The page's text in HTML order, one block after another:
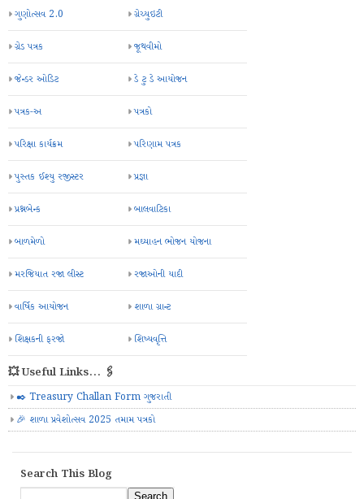
ગુણોત્સવ 2.0 ગ્રેચ્યુઇટી
ગ્રેડ પત્રક જૂથવીમો
જેન્ડર ઓડિટ ડે ટુ ડે આયોજન
પત્રક-અ પત્રકો
પરિક્ષા કાર્યક્રમ પરિણામ પત્રક
પુસ્તક ઈશ્યુ રજીસ્ટર પ્રજ્ઞા
પ્રશ્નબેન્ક બાલવાટિકા
બાળમેળો મઘ્યાહન ભોજન યોજના
મરજિયાત રજા લીસ્ટ રજાઓની યાદી
વાર્ષિક આયોજન શાળા ગ્રાન્ટ
શિક્ષકની ફરજો શિષ્યવૃત્તિ
💥 Useful Links... 🖇️
✒️ Treasury Challan Form ગુજરાતી
🎉 શાળા પ્રવેશોત્સવ 2025 તમામ પત્રકો
Search This Blog